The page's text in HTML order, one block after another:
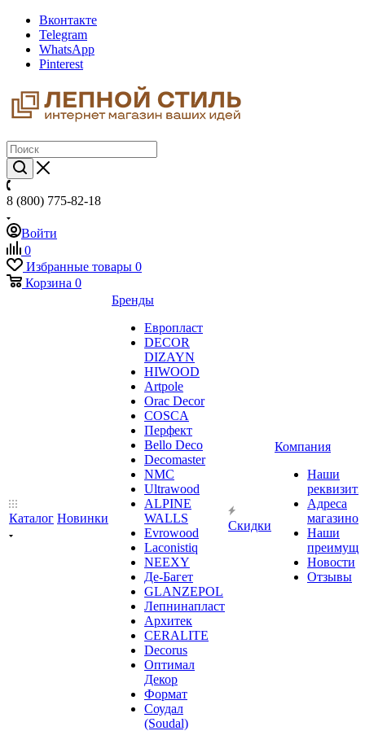
Вконтакте
Telegram
WhatsApp
Pinterest
8 (800) 775-82-18
Войти
0
Избранные товары 0
Корзина 0
Каталог Новинки
Бренды
Европласт
DECOR
DIZAYN
HIWOOD
Artpole
Orac Decor
COSCA
Перфект
Bello Deco
Decomaster
NMС
Ultrawood
ALPINE
WALLS
Evrowood
Laconistiq
NEEXY
Де-Багет
GLANZEPOL
Лепнинапласт
Архитек
CERALITE
Decorus
Оптимал
Декор
Формат
Соудал
(Soudal)
Скидки
Компания
Наши
Адреса
магазинов
Наши
Новости
Отзывы